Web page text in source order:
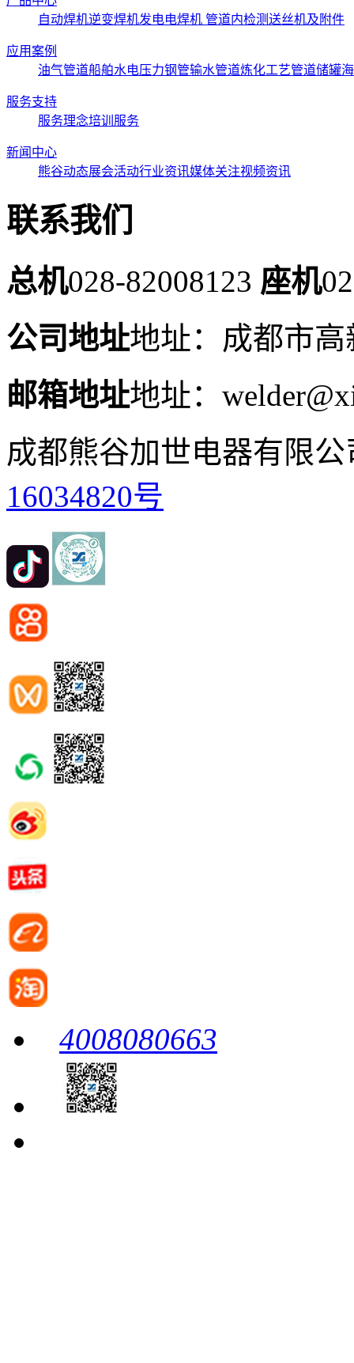
自动焊机逆变焊机发电电焊机 管道内检测送丝机及附件
应用案例
油气管道船舶水电压力钢管输水管道炼化工艺管道储罐
服务支持
服务理念培训服务
新闻中心
熊谷动态展会活动行业资讯媒体关注视频资讯
联系我们
总机028-82008123 座机
公司地址地址：成都市
邮箱地址地址：
成都熊谷加世电器有限
16034820号
4008080663